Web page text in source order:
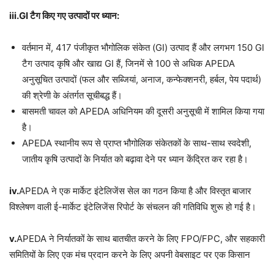
iii.GI टैग किए गए उत्पादों पर ध्यान:
वर्तमान में, 417 पंजीकृत भौगोलिक संकेत (GI) उत्पाद हैं और लगभग 150 GI
टैग उत्पाद कृषि और खाद्य GI हैं, जिनमें से 100 से अधिक APEDA
अनुसूचित उत्पादों (फल और सब्जियां, अनाज, कन्फेक्शनरी, हर्बल, पेय पदार्थ)
की श्रेणी के अंतर्गत सूचीबद्ध हैं।
बासमती चावल को APEDA अधिनियम की दूसरी अनुसूची में शामिल किया गया
है।
APEDA स्थानीय रूप से प्राप्त भौगोलिक संकेतकों के साथ-साथ स्वदेशी,
जातीय कृषि उत्पादों के निर्यात को बढ़ावा देने पर ध्यान केंद्रित कर रहा है।
iv.APEDA ने एक मार्केट इंटेलिजेंस सेल का गठन किया है और विस्तृत बाजार
विश्लेषण वाली ई-मार्केट इंटेलिजेंस रिपोर्ट के संचलन की गतिविधि शुरू हो गई है।
v.APEDA ने निर्यातकों के साथ बातचीत करने के लिए FPO/FPC, और सहकारी
समितियों के लिए एक मंच प्रदान करने के लिए अपनी वेबसाइट पर एक किसान